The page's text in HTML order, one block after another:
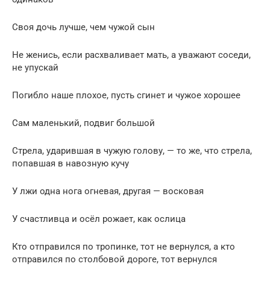
Своя дочь лучше, чем чужой сын
Не женись, если расхваливает мать, а уважают соседи,
не упускай
Погибло наше плохое, пусть сгинет и чужое хорошее
Сам маленький, подвиг большой
Стрела, ударившая в чужую голову, — то же, что стрела,
попавшая в навозную кучу
У лжи одна нога огневая, другая — восковая
У счастливца и осёл рожает, как ослица
Кто отправился по тропинке, тот не вернулся, а кто
отправился по столбовой дороге, тот вернулся